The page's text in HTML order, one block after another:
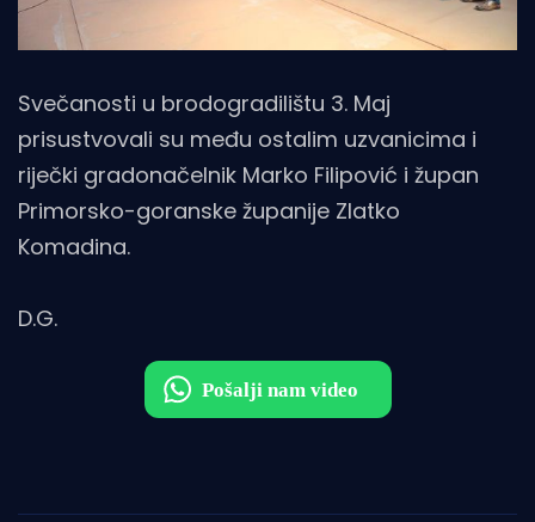
Svečanosti u brodogradilištu 3. Maj
prisustvovali su među ostalim uzvanicima i
riječki gradonačelnik Marko Filipović i župan
Primorsko-goranske županije Zlatko
Komadina.
D.G.